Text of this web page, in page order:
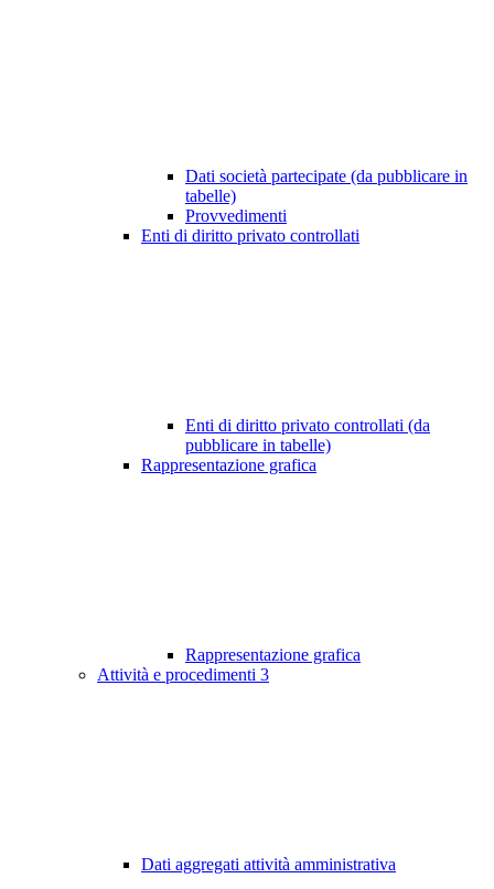
Dati società partecipate (da pubblicare in
tabelle)
Provvedimenti
Enti di diritto privato controllati
Enti di diritto privato controllati (da
pubblicare in tabelle)
Rappresentazione grafica
Rappresentazione grafica
Attività e procedimenti 3
Dati aggregati attività amministrativa